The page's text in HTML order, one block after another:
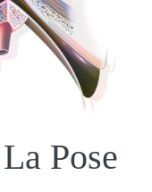
Pose